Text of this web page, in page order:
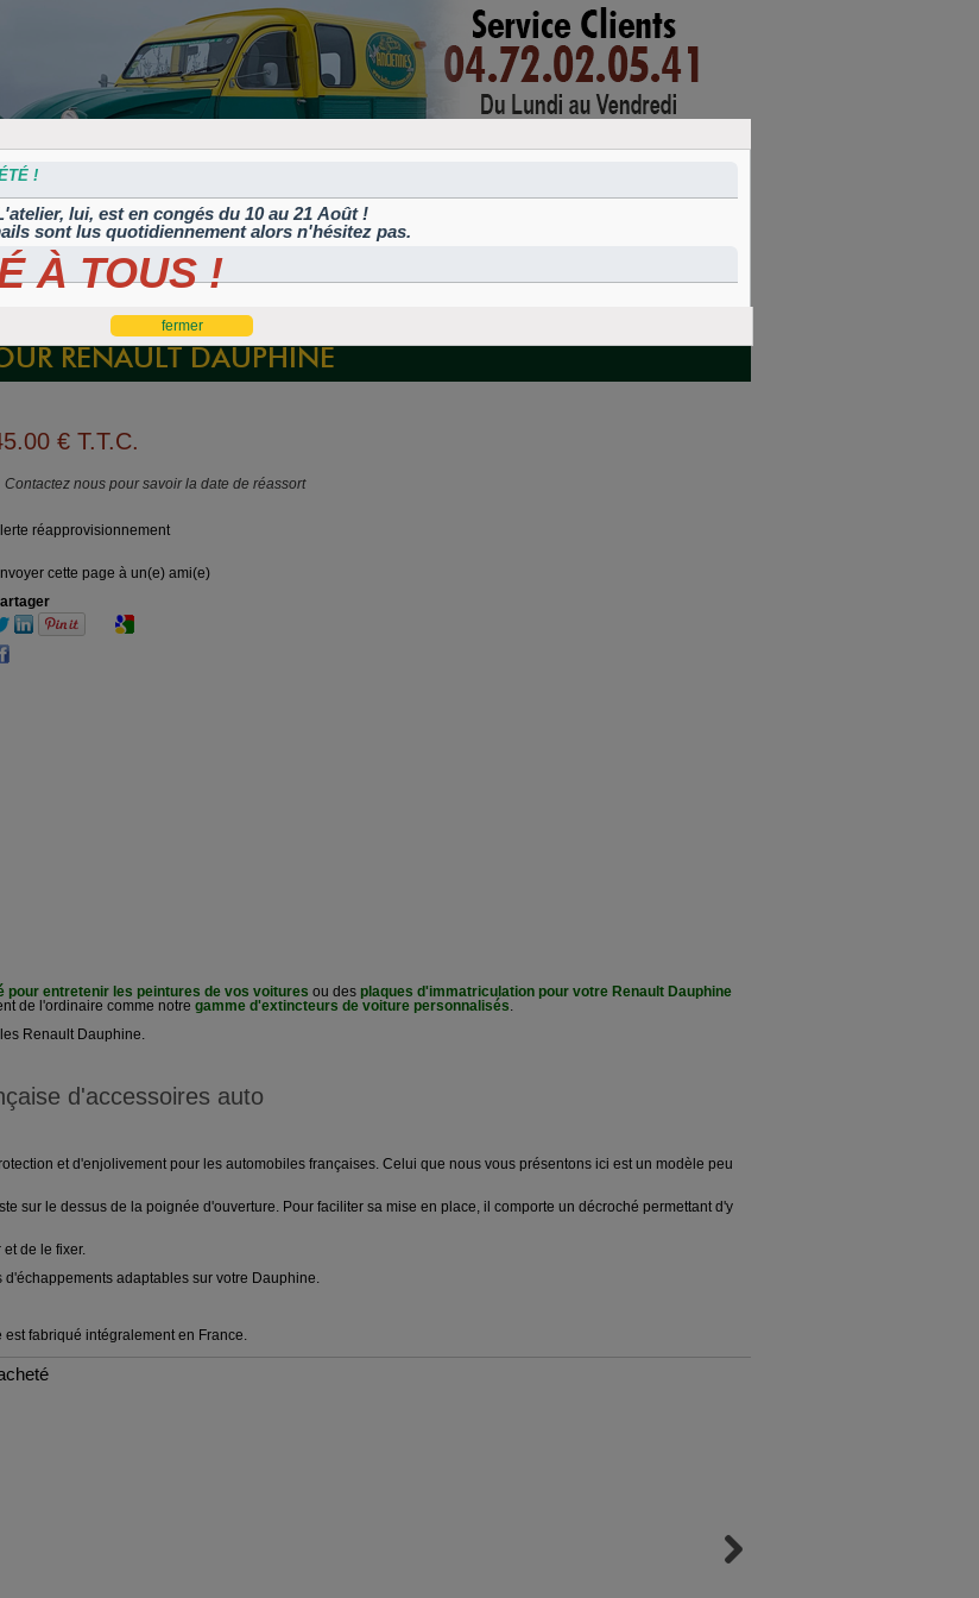
et
Plaques
peintes
Traitement
Corrosion
!
lui, est en congés du 10 au 21 Août !
sont lus quotidiennement alors n'hésitez pas.
À TOUS !
RENAULT DAUPHINE
.00 € T.T.C.
Contactez nous pour savoir la date de réassort
réapprovisionnement
cette page à un(e) ami(e)
pour entretenir les peintures de vos voitures ou des plaques d'immatriculation pour votre Renault Dauphine
de l'ordinaire comme notre gamme d'extincteurs de voiture personnalisés.
Renault Dauphine.
d'accessoires auto
et d'enjolivement pour les automobiles françaises. Celui que nous vous présentons ici est un modèle peu
sur le dessus de la poignée d'ouverture. Pour faciliter sa mise en place, il comporte un décroché permettant d'y
de le fixer.
adaptables sur votre Dauphine.
fabriqué intégralement en France.